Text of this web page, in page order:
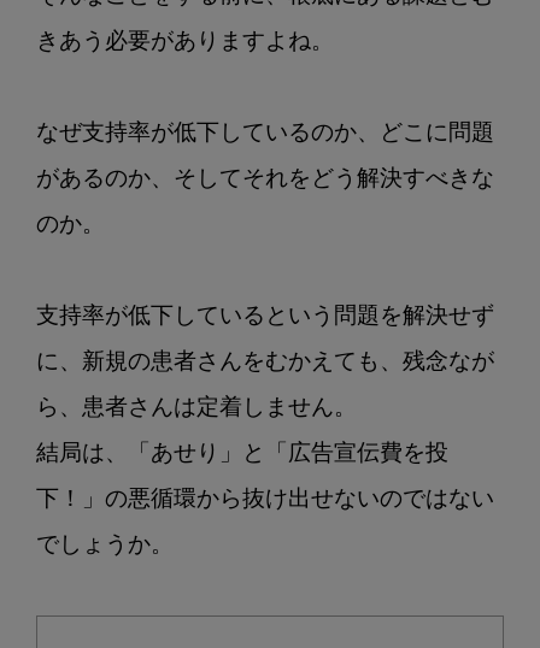
きあう必要がありますよね。
なぜ支持率が低下しているのか、どこに問題
があるのか、そしてそれをどう解決すべきな
のか。
支持率が低下しているという問題を解決せず
に、新規の患者さんをむかえても、残念なが
ら、患者さんは定着しません。
結局は、「あせり」と「広告宣伝費を投
下！」の悪循環から抜け出せないのではない
でしょうか。